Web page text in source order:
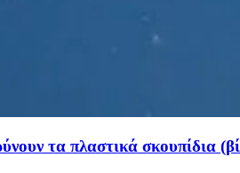
τα πλαστικά σκουπίδια